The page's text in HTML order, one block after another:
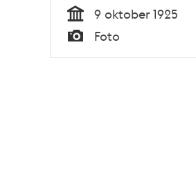
Tid
9 oktober 1925
Typ
Foto